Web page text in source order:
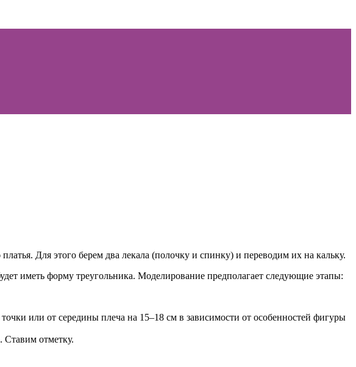
Для этого берем два лекала (полочку и спинку) и переводим их на кальку.
иметь форму треугольника. Моделирование предполагает следующие этапы:
или от середины плеча на 15–18 см в зависимости от особенностей фигуры
Ставим отметку.